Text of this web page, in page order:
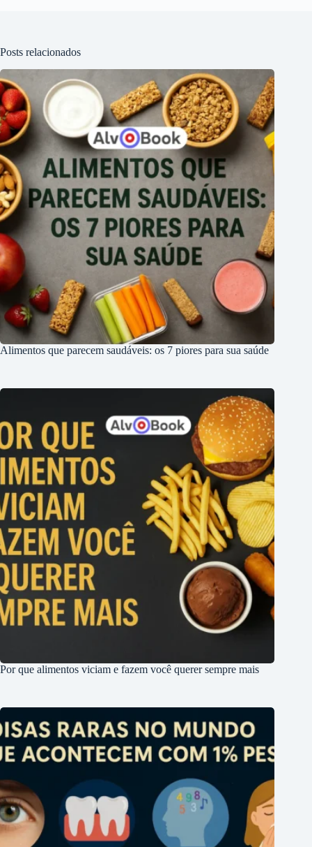
Posts relacionados
Alimentos que parecem saudáveis: os 7 piores para sua saúde
Por que alimentos viciam e fazem você querer sempre mais